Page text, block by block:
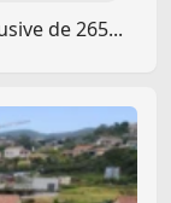
de 265...